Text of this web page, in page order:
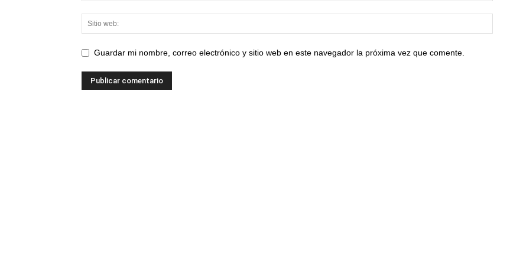
Guardar mi nombre, correo electrónico y sitio web en este navegador la próxima vez que comente.